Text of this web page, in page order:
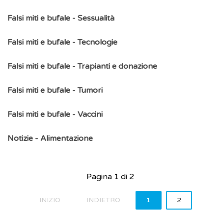
Falsi miti e bufale - Sessualità
Falsi miti e bufale - Tecnologie
Falsi miti e bufale - Trapianti e donazione
Falsi miti e bufale - Tumori
Falsi miti e bufale - Vaccini
Notizie - Alimentazione
Pagina 1 di 2
INIZIO INDIETRO 1 2